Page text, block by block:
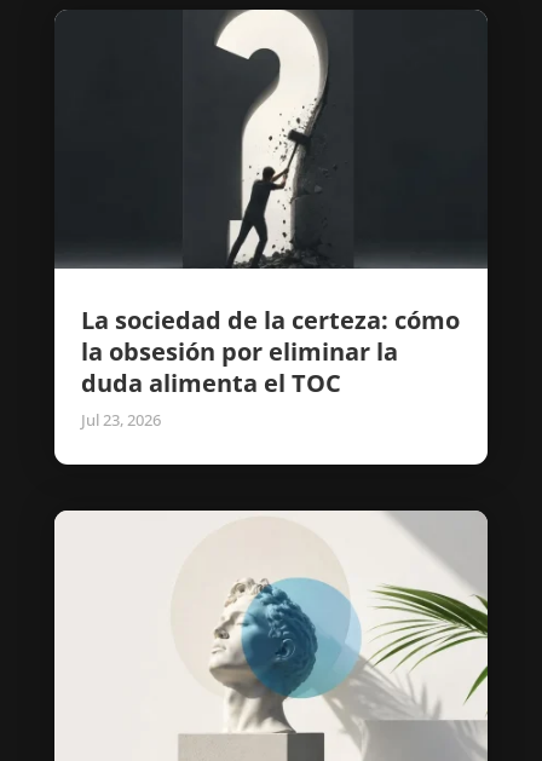
La sociedad de la certeza: cómo
la obsesión por eliminar la
duda alimenta el TOC
Jul 23, 2026